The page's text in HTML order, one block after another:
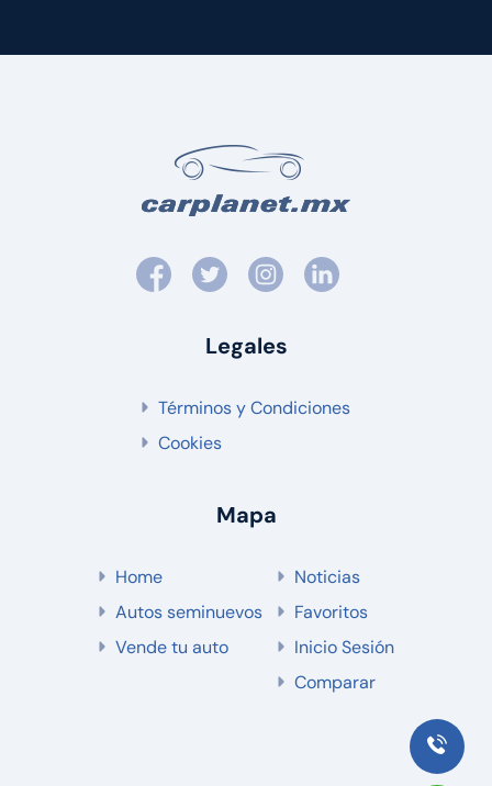
Legales
Términos y Condiciones
Cookies
Mapa
Home
Autos seminuevos
Vende tu auto
Noticias
Favoritos
Inicio Sesión
Comparar